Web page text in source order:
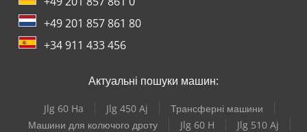
+49 201 857 861 80
+34 911 433 456
Актуальні пошуки машин:
Jlg 60 Ha Jlg 450 Aj
Трансферні машини
Машини для колючого дроту
Jlg 60 H
Jlg 510 Aj